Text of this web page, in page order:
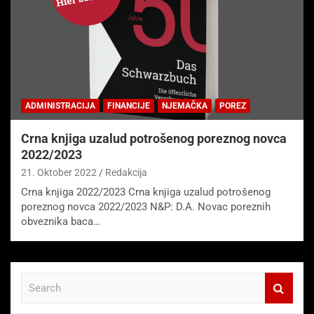
ADMINISTRACIJA FINANCIJE NJEMAČKA POREZ
Crna knjiga uzalud potrošenog poreznog novca
2022/2023
21. Oktober 2022 Redakcija
Crna knjiga 2022/2023 Crna knjiga uzalud potrošenog
poreznog novca 2022/2023 N&P: D.A. Novac poreznih
obveznika baca…